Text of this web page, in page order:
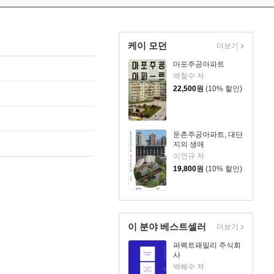
케이 모던
마포주공아파트
박철수 저
22,500원 (10% 할인)
둔촌주공아파트, 대단
지의 생애
이인규 저
19,800원 (10% 할인)
더보기
이 분야 베스트셀러
퍼펙트패밀리 주식회
사
박혜수 저
더보기